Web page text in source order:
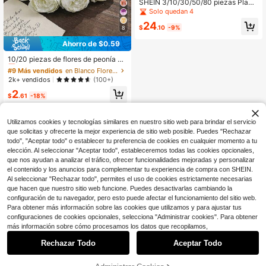
8
Ahorro de $0.59
10/20 piezas de flores de peonía art
ificiales, adecuadas para la decora
ción del hogar, la decoración del do
rmitorio, la decoración de bodas, un
regalo ideal para la novia, la mejor a
miga en vacaciones y fiestas
#9 Más vendidos
en Blanco Flores Artificiales
¡Casi agotado!
#9 Más vendidos
¡Casi agotado!
#9 Más vendidos
¡Casi agotado!
#9 Más vendidos
en Blanco Flores Artificiales
¡Casi agotado!
2k+ vendidos (100+)
$2.61 -18%
SHEIN 3/10/30/50/80 piezas Plant
as doradas artificiales decorativas,
de color dorado con hojas falsas pa
Solo quedan 4
$24.10 -9%
Utilizamos cookies y tecnologías similares en nuestro sitio web para brindar el servicio
que solicitas y ofrecerte la mejor experiencia de sitio web posible. Puedes "Rechazar
todo", "Aceptar todo" o establecer tu preferencia de cookies en cualquier momento a tu
elección. Al seleccionar "Aceptar todo", estableceremos todas las cookies opcionales,
que nos ayudan a analizar el tráfico, ofrecer funcionalidades mejoradas y personalizar
el contenido y los anuncios para complementar tu experiencia de compra con SHEIN.
Al seleccionar "Rechazar todo", permites el uso de cookies estrictamente necesarias
que hacen que nuestro sitio web funcione. Puedes desactivarlas cambiando la
configuración de tu navegador, pero esto puede afectar el funcionamiento del sitio web.
Para obtener más información sobre las cookies que utilizamos y para ajustar tus
configuraciones de cookies opcionales, selecciona "Administrar cookies". Para obtener
más información sobre cómo procesamos los datos que recopilamos,
Rechazar Todo Aceptar Todo